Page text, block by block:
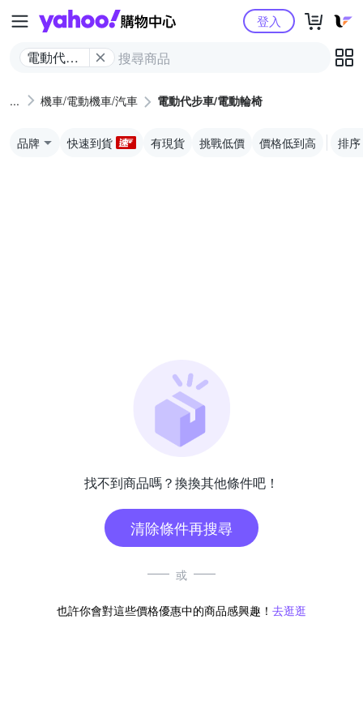
Yahoo購物中心
電動代步
椅
登入
機車/電動機車/汽車 電動代步車/電動輪椅
品牌 快速到貨 有現貨 挑戰低價 價格低到高 排序
找不到商品嗎？換換其他條件吧！
清除條件再搜尋
或
也許你會對這些價格優惠中的商品感興趣！ 去逛逛